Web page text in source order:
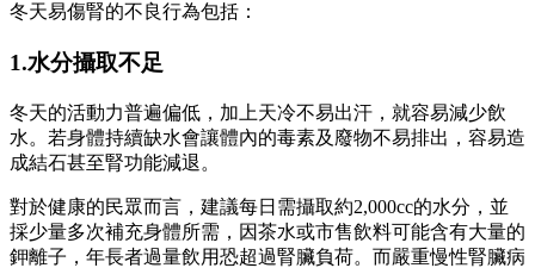
冬天易傷腎的不良行為包括：
1.水分攝取不足
冬天的活動力普遍偏低，加上天冷不易出汗，就容易減少飲
水。若身體持續缺水會讓體內的毒素及廢物不易排出，容易造
成結石甚至腎功能減退。
對於健康的民眾而言，建議每日需攝取約2,000cc的水分，並
採少量多次補充身體所需，因茶水或市售飲料可能含有大量的
鉀離子，年長者過量飲用恐超過腎臟負荷。而嚴重慢性腎臟病